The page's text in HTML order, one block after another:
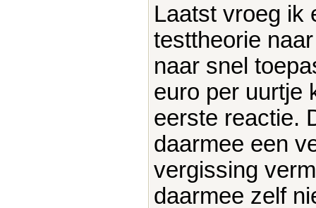
Laatst vroeg ik
testtheorie
naar snel
euro per uurtje
eerste reactie.
daarmee een
vergissing
daarmee zelf